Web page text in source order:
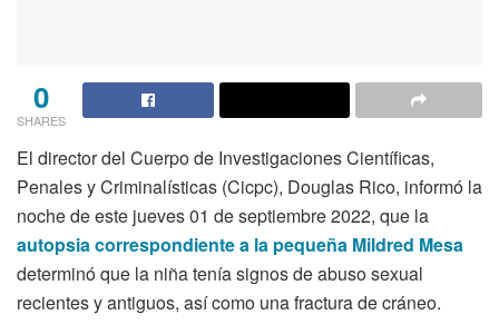
0
SHARES
El director del Cuerpo de Investigaciones Científicas,
Penales y Criminalísticas (Cicpc), Douglas Rico, informó la
noche de este jueves 01 de septiembre 2022, que la
autopsia correspondiente a la pequeña Mildred Mesa
determinó que la niña tenía signos de abuso sexual
recientes y antiguos, así como una fractura de cráneo.